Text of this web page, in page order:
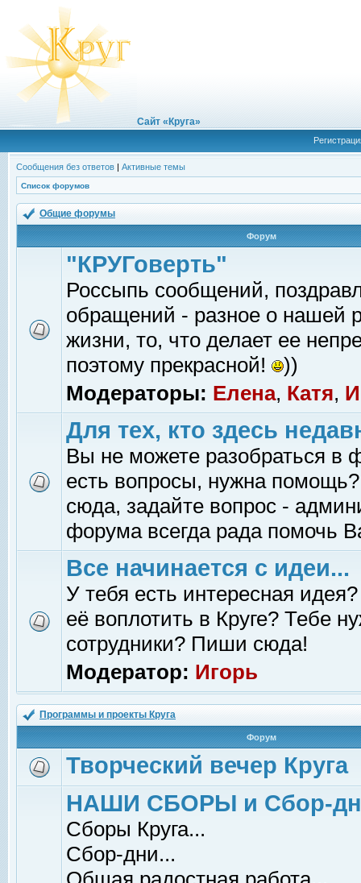
Сайт «Круга»
Сообщения без ответов | Активные темы
Список форумов
Общие форумы
Форум
"КРУГоверть"
Россыпь сообщений,
обращений - разное о нашей
жизни, то, что делает ее
поэтому прекрасной!
))
Модераторы: Елена, Катя,
Для тех, кто здесь
Вы не можете разобраться в
есть вопросы, нужна помощь?
сюда, задайте вопрос -
форума всегда рада помочь
Все начинается с идеи...
У тебя есть интересная
её воплотить в Круге? Тебе
сотрудники? Пиши сюда!
Модератор: Игорь
Программы и проекты Круга
Форум
Творческий вечер Круга
НАШИ СБОРЫ и Сбор-
Сборы Круга...
Сбор-дни...